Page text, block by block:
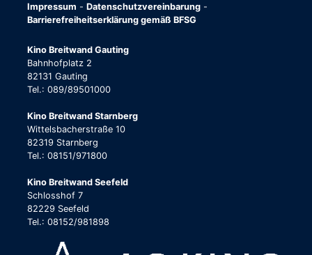
Impressum - Datenschutzvereinbarung -
Barrierefreiheitserklärung gemäß BFSG
Kino Breitwand Gauting
Bahnhofplatz 2
82131 Gauting
Tel.: 089/89501000
Kino Breitwand Starnberg
Wittelsbacherstraße 10
82319 Starnberg
Tel.: 08151/971800
Kino Breitwand Seefeld
Schlosshof 7
82229 Seefeld
Tel.: 08152/981898